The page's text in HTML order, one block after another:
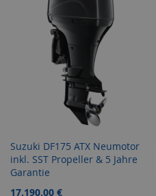
Suzuki DF175 ATX Neumotor
inkl. SST Propeller & 5 Jahre
Garantie
Sonderangebot
17.190,00 €